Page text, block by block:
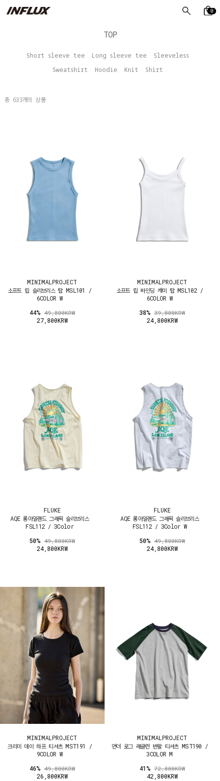
0
TOP
Short sleeve tee Long sleeve tee
Sleeveless
Sweatshirt
Hoodie Knit Shirt
총 633개의 상품
MINIMALPROJECT
소프트 립 슬리브리스 탑 MSL101 /
6COLOR W
44% 49,800KRW
27,800KRW
MINIMALPROJECT
소프트 립 바인딩 캐미 탑 MSL102 /
6COLOR W
38% 39,800KRW
24,800KRW
FLUKE
AQE 롱아일랜드 그래픽 슬리브리스
FSL112 / 3Color
50% 49,800KRW
24,800KRW
FLUKE
AQE 롱아일랜드 그래픽 슬리브리스
FSL112 / 3Color W
50% 49,800KRW
24,800KRW
MINIMALPROJECT
크리미 데이 하프 티셔츠 MST191 /
9COLOR W
46% 49,800KRW
26,800KRW
MINIMALPROJECT
언더 로그 래글런 반팔 티셔츠 MST190 /
3COLOR M
41% 72,800KRW
42,800KRW